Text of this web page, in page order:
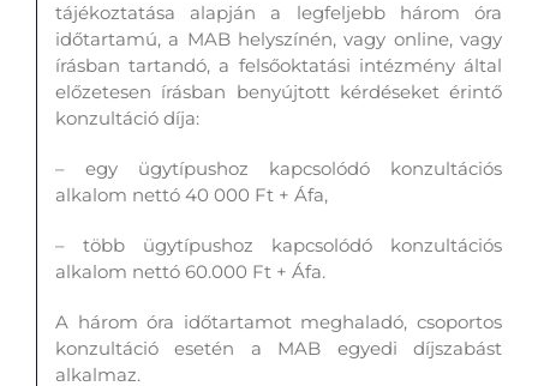
tájékoztatása alapján a legfeljebb három óra
időtartamú, a MAB helyszínén, vagy online, vagy
írásban tartandó, a felsőoktatási intézmény által
előzetesen írásban benyújtott kérdéseket érintő
konzultáció díja:
– egy ügytípushoz kapcsolódó konzultációs
alkalom nettó 40 000 Ft + Áfa,
– több ügytípushoz kapcsolódó konzultációs
alkalom nettó 60.000 Ft + Áfa.
A három óra időtartamot meghaladó, csoportos
konzultáció esetén a MAB egyedi díjszabást
alkalmaz.